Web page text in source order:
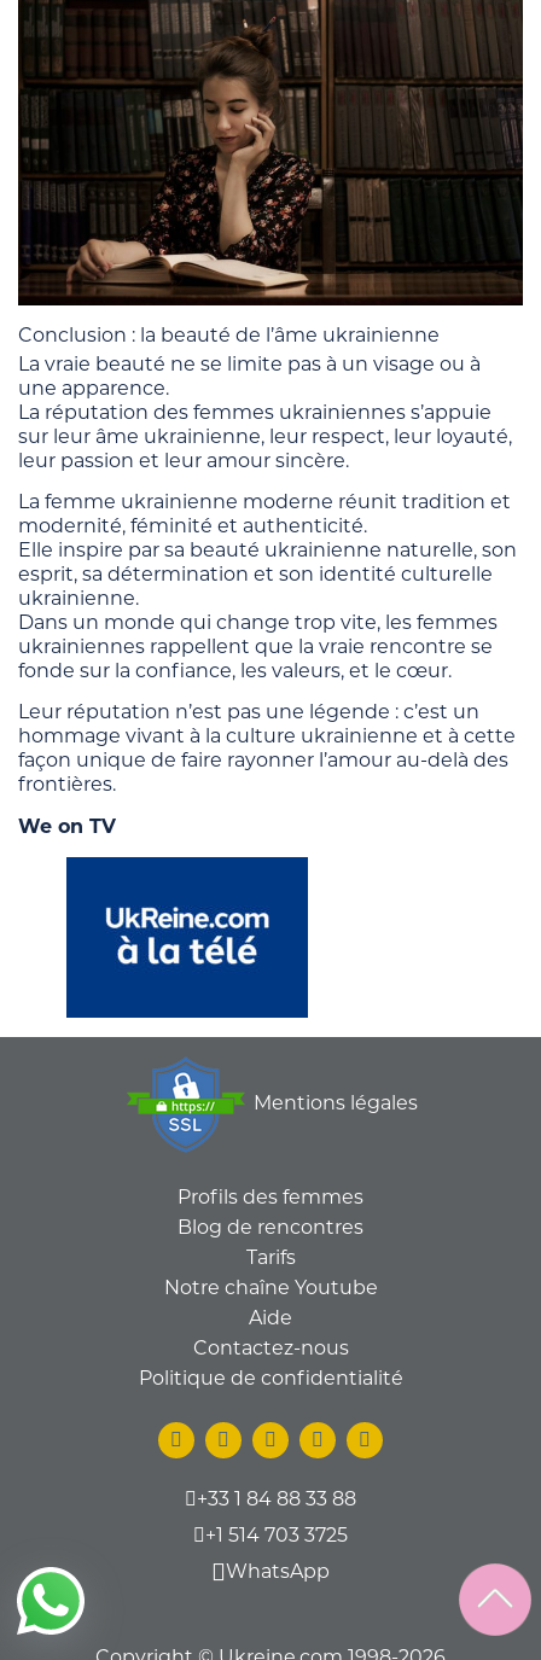
Conclusion : la beauté de l’âme ukrainienne
La vraie beauté ne se limite pas à un visage ou à
une apparence.
La réputation des femmes ukrainiennes s’appuie
sur leur âme ukrainienne, leur respect, leur loyauté,
leur passion et leur amour sincère.
La femme ukrainienne moderne réunit tradition et
modernité, féminité et authenticité.
Elle inspire par sa beauté ukrainienne naturelle, son
esprit, sa détermination et son identité culturelle
ukrainienne.
Dans un monde qui change trop vite, les femmes
ukrainiennes rappellent que la vraie rencontre se
fonde sur la confiance, les valeurs, et le cœur.
Leur réputation n’est pas une légende : c’est un
hommage vivant à la culture ukrainienne et à cette
façon unique de faire rayonner l’amour au-delà des
frontières.
We on TV
Mentions légales
Profils des femmes
Blog de rencontres
Tarifs
Notre chaîne Youtube
Aide
Contactez-nous
Politique de confidentialité
+33 1 84 88 33 88
+1 514 703 3725
WhatsApp